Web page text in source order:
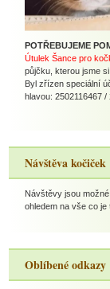
POTŘEBUJEME
Útulek Šance pro
půjčku, kterou jsme
Byl zřízen speciální
hlavou: 2502116467 /
Návštěva kočiček
Návštěvy jsou
ohledem na vše co je
Oblíbené odkazy